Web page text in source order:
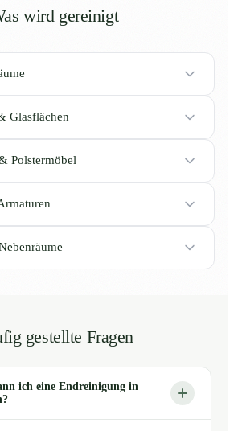
wird gereinigt
Glasflächen
Polstermöbel
gestellte Fragen
ich eine Endreinigung in